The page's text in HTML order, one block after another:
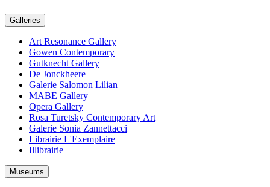
Galleries
Art Resonance Gallery
Gowen Contemporary
Gutknecht Gallery
De Jonckheere
Galerie Salomon Lilian
MABE Gallery
Opera Gallery
Rosa Turetsky Contemporary Art
Galerie Sonia Zannettacci
Librairie L'Exemplaire
Illibrairie
Museums